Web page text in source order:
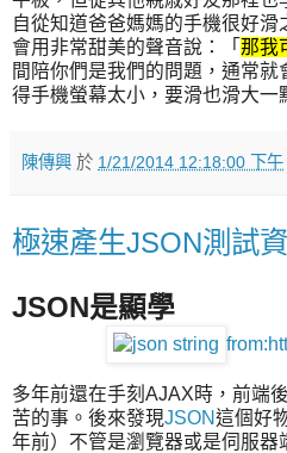
自從知道爸爸媽媽的手機很好
會用非常甜美的聲音說：「 那我
間陪你們是我們的問題，通常就
得手機螢幕太小，要滑也滑大一
陳傳興 於 1/21/2014 12:18:00 下午
極速產生JSON測試
JSON是顯學
多年前還在手刻AJAX時，前端
苦的事。後來發現JSON這個好
年前）不管是瀏覽器或是伺服器